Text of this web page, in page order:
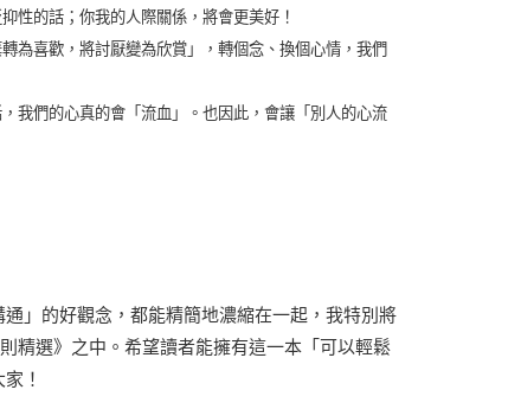
性的話；你我的人際關係，將會更美好！
為喜歡，將討厭變為欣賞」，轉個念、換個心情，我們
我們的心真的會「流血」。也因此，會讓「別人的心流
」的好觀念，都能精簡地濃縮在一起，我特別將
精選》之中。希望讀者能擁有這一本「可以輕鬆
家！